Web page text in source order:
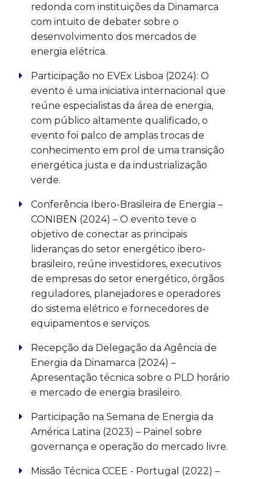
redonda com instituições da Dinamarca
com intuito de debater sobre o
desenvolvimento dos mercados de
energia elétrica.
Participação no EVEx Lisboa (2024): O
evento é uma iniciativa internacional que
reúne especialistas da área de energia,
com público altamente qualificado, o
evento foi palco de amplas trocas de
conhecimento em prol de uma transição
energética justa e da industrialização
verde.
Conferência Ibero-Brasileira de Energia –
CONIBEN (2024) – O evento teve o
objetivo de conectar as principais
lideranças do setor energético ibero-
brasileiro, reúne investidores, executivos
de empresas do setor energético, órgãos
reguladores, planejadores e operadores
do sistema elétrico e fornecedores de
equipamentos e serviços.
Recepção da Delegação da Agência de
Energia da Dinamarca (2024) –
Apresentação técnica sobre o PLD horário
e mercado de energia brasileiro.
Participação na Semana de Energia da
América Latina (2023) – Painel sobre
governança e operação do mercado livre.
Missão Técnica CCEE - Portugal (2022) –